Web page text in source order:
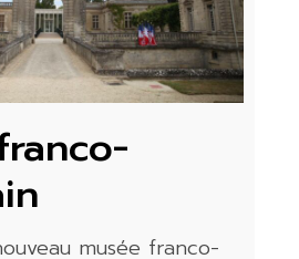
musée franco-